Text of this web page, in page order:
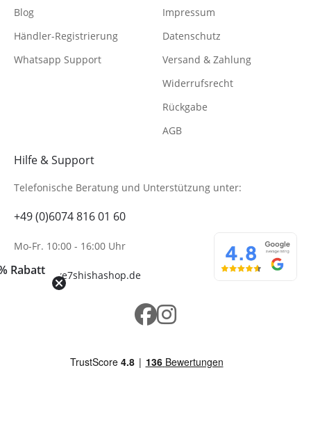
Rabatt
Hilfe & Support
Telefonische Beratung und Unterstützung unter:
+49 (0)6074 816 01 60
Mo-Fr. 10:00 - 16:00 Uhr
info@wolke7shishashop.de
Blog
Händler-Registrierung
Whatsapp Support
Impressum
Datenschutz
Versand & Zahlung
Widerrufsrecht
Rückgabe
AGB